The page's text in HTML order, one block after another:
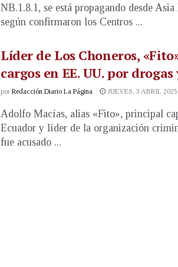
NB.1.8.1, se está propagando desde
según confirmaron los Centros ...
Líder de Los Choneros,
cargos en EE. UU. por
por Redacción Diario La Página JUEVES, 3 ABRIL 2025
Adolfo Macías, alias «Fito», principal
Ecuador y líder de la organización
fue acusado ...